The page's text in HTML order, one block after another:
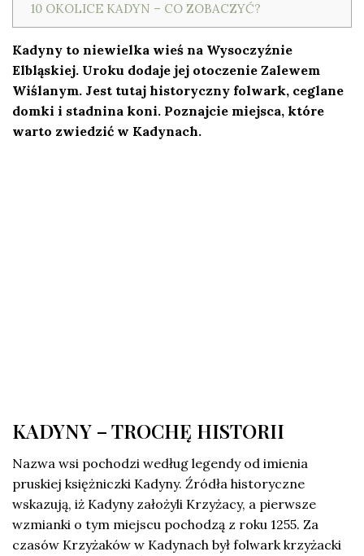
10 OKOLICE KADYN – CO ZOBACZYĆ?
Kadyny to niewielka wieś na Wysoczyźnie
Elbląskiej. Uroku dodaje jej otoczenie Zalewem
Wiślanym. Jest tutaj historyczny folwark, ceglane
domki i stadnina koni. Poznajcie miejsca, które
warto zwiedzić w Kadynach.
KADYNY – TROCHĘ HISTORII
Nazwa wsi pochodzi według legendy od imienia
pruskiej księżniczki Kadyny. Źródła historyczne
wskazują, iż Kadyny założyli Krzyżacy, a pierwsze
wzmianki o tym miejscu pochodzą z roku 1255. Za
czasów Krzyżaków w Kadynach był folwark krzyżacki